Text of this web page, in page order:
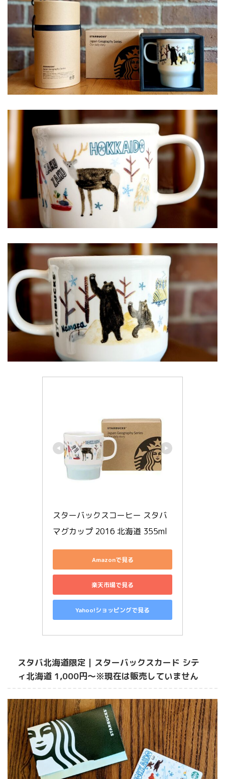
スターバックスコーヒー スタバ
マグカップ 2016 北海道 355ml
Amazonで見る
楽天市場で見る
Yahoo!ショッピングで見る
スタバ北海道限定｜スターバックスカード シテ
ィ北海道 1,000円〜※現在は販売していません